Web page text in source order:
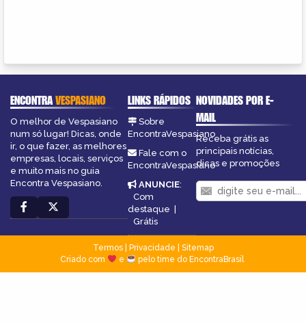
ENCONTRAVESPASIANO
O melhor de Vespasiano
num só lugar! Dicas, onde
ir, o que fazer, as melhores
empresas, locais, serviços
e muito mais no guia
Encontra Vespasiano.
LINKS RÁPIDOS
Sobre
EncontraVespasiano
Fale com o
EncontraVespasiano
ANUNCIE:
Com
destaque
Grátis
NOVIDADES POR E-
MAIL
Receba grátis as
principais notícias,
dicas e promoções
Termos| Privacidade
Sitemap
Criado com
e pelo time do EncontraBrasil